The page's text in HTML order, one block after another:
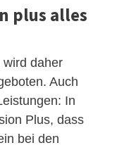
plus alles
daher
Auch
In
Plus, dass
bei den